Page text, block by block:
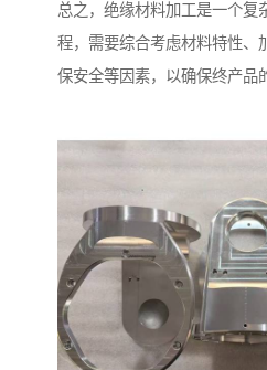
总之，绝缘材料加工是一个复
程，需要综合考虑材料特性、
保安全等因素，以确保终产品